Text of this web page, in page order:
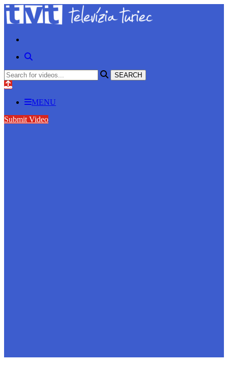
MENU
Submit Video